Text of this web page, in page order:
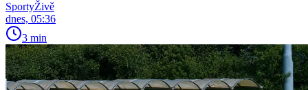
SportyŽivě
dnes, 05:36
3 min